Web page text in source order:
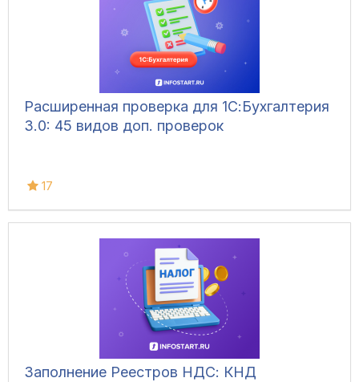
Расширенная проверка для 1С:Бухгалтерия
3.0: 45 видов доп. проверок
17
Заполнение Реестров НДС: КНД